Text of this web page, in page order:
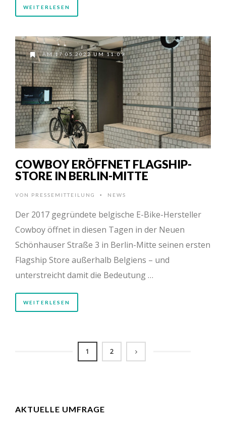
WEITERLESEN
AM 17.05.2022 UM 11:09
COWBOY ERÖFFNET FLAGSHIP-
STORE IN BERLIN-MITTE
VON PRESSEMITTEILUNG • NEWS
Der 2017 gegründete belgische E-Bike-Hersteller
Cowboy öffnet in diesen Tagen in der Neuen
Schönhauser Straße 3 in Berlin-Mitte seinen ersten
Flagship Store außerhalb Belgiens – und
unterstreicht damit die Bedeutung …
WEITERLESEN
1 2
AKTUELLE UMFRAGE